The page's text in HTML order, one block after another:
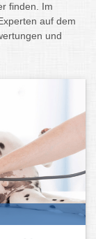
finden. Im
auf dem
und